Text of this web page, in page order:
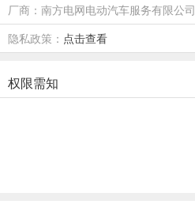
厂商：南方电网电动汽车服务有限公司
隐私政策： 点击查看
权限需知